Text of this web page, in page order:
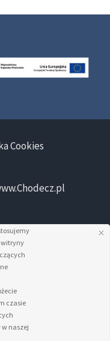
Cookies
witryny
czasie
w naszej